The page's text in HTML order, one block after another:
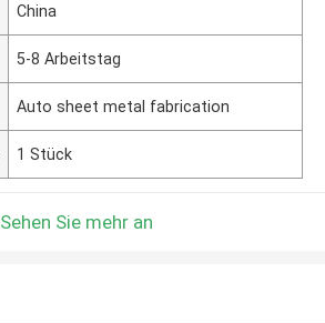
China
5-8 Arbeitstag
Auto sheet metal fabrication
1 Stück
Sehen Sie mehr an